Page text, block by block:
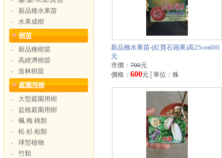
‧
新品種水果苗
‧
水果成樹
樹苗
‧
新品種樹苗
‧
高經濟樹苗
‧
造林樹苗
庭園用樹
‧
大型庭園用樹
‧
盆植庭園用樹
‧
楓.梅.桃類
‧
松.杉.柏類
‧
球型植物
‧
竹類
新品種水果苗-(紅寶石蘋果)高25cm600
元
市價： 700元
價格： 600元│單位：株